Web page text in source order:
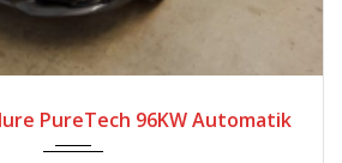
PureTech 96KW Automatik